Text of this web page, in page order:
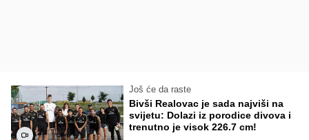
Još će da raste
Bivši Realovac je sada najviši na
svijetu: Dolazi iz porodice divova i
trenutno je visok 226.7 cm!